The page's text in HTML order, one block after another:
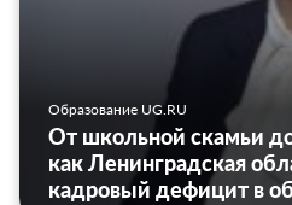
Образование UG.RU
От школьной скамьи
как Ленинградская
кадровый дефицит в